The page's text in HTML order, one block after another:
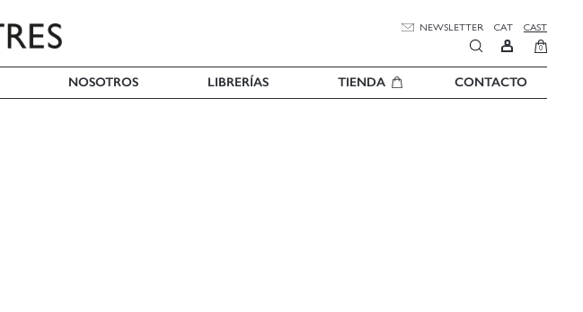
NEWSLETTER CAT CAST
0
NOSOTROS LIBRERÍAS TIENDA CONTACTO